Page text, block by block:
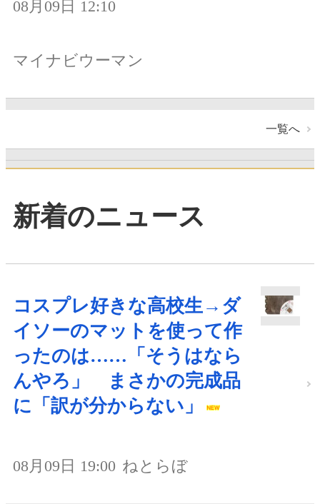
08月09日 12:10
マイナビウーマン
一覧へ
新着のニュース
コスプレ好きな高校生→ダ
イソーのマットを使って作
ったのは……「そうはなら
んやろ」 まさかの完成品
に「訳が分からない」
08月09日 19:00 ねとらぼ